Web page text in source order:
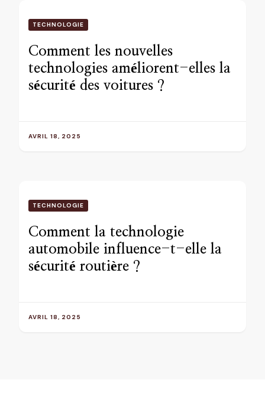
TECHNOLOGIE
Comment les nouvelles
technologies améliorent-elles la
sécurité des voitures ?
AVRIL 18, 2025
TECHNOLOGIE
Comment la technologie
automobile influence-t-elle la
sécurité routière ?
AVRIL 18, 2025